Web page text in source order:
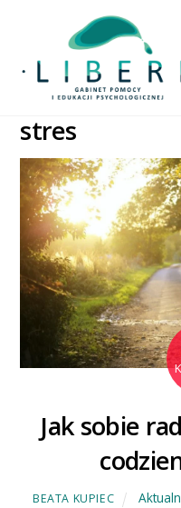
stres
Jak sobie
BEATA KUPIEC